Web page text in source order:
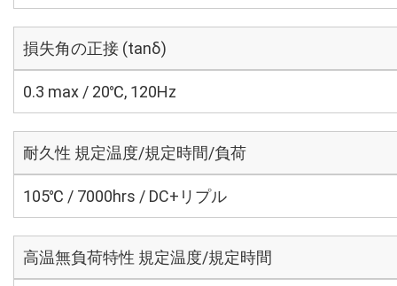
損失角の正接 (tanδ)
0.3 max / 20℃, 120Hz
耐久性 規定温度/規定時間/負荷
105℃ / 7000hrs / DC+リプル
高温無負荷特性 規定温度/規定時間